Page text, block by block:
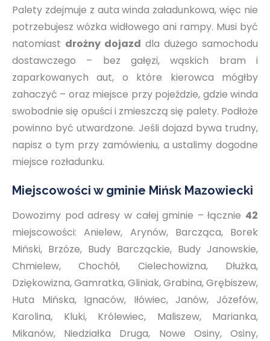
Palety zdejmuje z auta winda załadunkowa, więc nie
potrzebujesz wózka widłowego ani rampy. Musi być
natomiast drożny dojazd dla dużego samochodu
dostawczego – bez gałęzi, wąskich bram i
zaparkowanych aut, o które kierowca mógłby
zahaczyć – oraz miejsce przy pojeździe, gdzie winda
swobodnie się opuści i zmieszczą się palety. Podłoże
powinno być utwardzone. Jeśli dojazd bywa trudny,
napisz o tym przy zamówieniu, a ustalimy dogodne
miejsce rozładunku.
Miejscowości w gminie Mińsk Mazowiecki
Dowozimy pod adresy w całej gminie – łącznie 42
miejscowości: Anielew, Arynów, Barcząca, Borek
Miński, Brzóze, Budy Barcząckie, Budy Janowskie,
Chmielew, Chochół, Cielechowizna, Dłużka,
Dziękowizna, Gamratka, Gliniak, Grabina, Grębiszew,
Huta Mińska, Ignaców, Iłówiec, Janów, Józefów,
Karolina, Kluki, Królewiec, Maliszew, Marianka,
Mikanów, Niedziałka Druga, Nowe Osiny, Osiny,